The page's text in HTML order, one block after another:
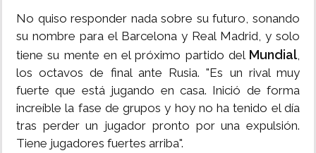
No quiso responder nada sobre su futuro, sonando
su nombre para el Barcelona y Real Madrid, y solo
tiene su mente en el próximo partido del Mundial,
los octavos de final ante Rusia. "Es un rival muy
fuerte que está jugando en casa. Inició de forma
increíble la fase de grupos y hoy no ha tenido el día
tras perder un jugador pronto por una expulsión.
Tiene jugadores fuertes arriba".